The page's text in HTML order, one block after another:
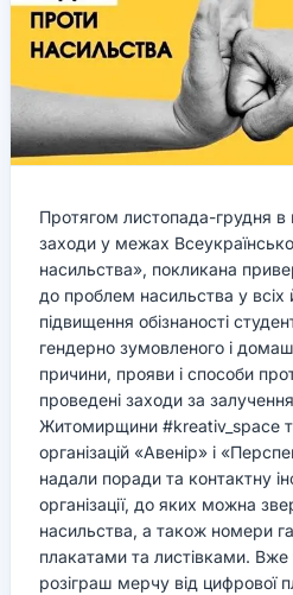
Протягом листопада-грудня в
заходи у межах
насильства», покликана
до проблем насильства у всіх
підвищення обізнаності
гендерно зумовленого і
причини, прояви і способи
проведені заходи за
Житомирщини #kreativ_space
організацій «Авенір» і
надали поради та контактну
організації, до яких можна
насильства, а також номери
плакатами та листівками. Вже
розіграш мерчу від цифрової